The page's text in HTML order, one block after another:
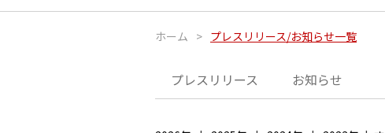
ホーム > プレスリリース/お知らせ一覧
プレスリリース お知らせ